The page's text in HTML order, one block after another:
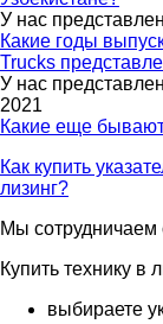
У нас
Какие годы
Trucks
У нас
2021
Какие еще
Как купить
лизинг?
Мы сотрудничаем
Купить технику в
выбираете